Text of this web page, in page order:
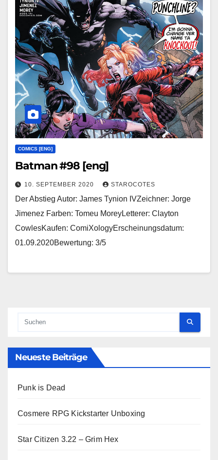
COMICS [ENG]
Batman #98 [eng]
10. SEPTEMBER 2020 STAROCOTES
Der Abstieg Autor: James Tynion IVZeichner: Jorge
Jimenez Farben: Tomeu MoreyLetterer: Clayton
CowlesKaufen: ComiXologyErscheinungsdatum:
01.09.2020Bewertung: 3/5
Neueste Beiträge
Punk is Dead
Cosmere RPG Kickstarter Unboxing
Star Citizen 3.22 – Grim Hex